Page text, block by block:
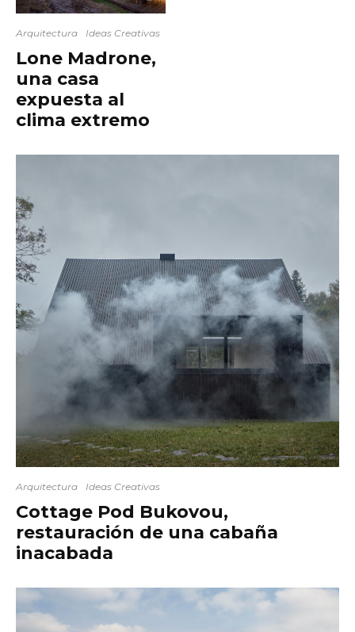
Arquitectura Ideas Creativas
Lone Madrone,
una casa
expuesta al
clima extremo
Arquitectura Ideas Creativas
Cottage Pod Bukovou,
restauración de una cabaña
inacabada